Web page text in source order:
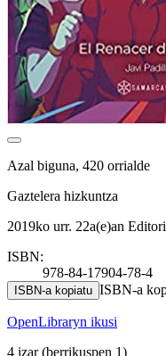
Azal biguna, 420 orrialde
Gaztelera hizkuntza
2019ko urr. 22a(e)an
ISBN:
978-84-17904-78-4
ISBN-a kopiatu ISBN-a
OpenLibraryn ikusi
4 izar(berrikuspen 1)